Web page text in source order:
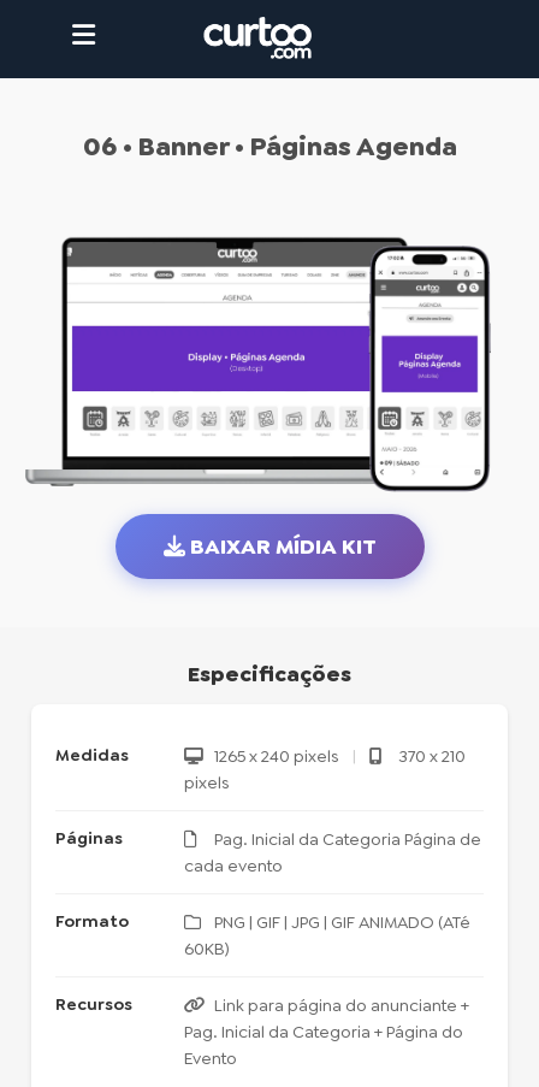
06 • Banner • Páginas Agenda
BAIXAR MÍDIA KIT
Especificações
Medidas 1265 x 240 pixels |
370 x 210
pixels
Páginas
Pag. Inicial da Categoria Página de
cada evento
Formato
PNG | GIF | JPG | GIF ANIMADO (ATé
60KB)
Recursos
Link para página do anunciante +
Pag. Inicial da Categoria + Página do
Evento